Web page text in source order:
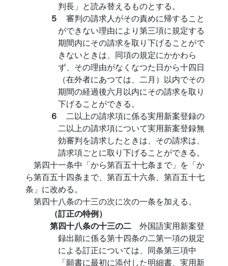
判長」と読み替えるものとする。
５ 審判の請求人がその責めに帰すること
ができない理由により第三項に規定する
期間内にその請求を取り下げることがで
きないときは、同項の規定にかかわら
ず、その理由がなくなつた日から十四日
（在外者にあつては、二月）以内でその
期間の経過後六月以内にその請求を取り
下げることができる。
６ 二以上の請求項に係る実用新案登録の
二以上の請求項について実用新案登録無
効審判を請求したときは、その請求は、
請求項ごとに取り下げることができる。
第四十一条中「から第百五十七条まで」を「か
ら第百五十四条まで、第百五十六条、第百五十七
条」に改める。
第四十八条の十三の次に次の一条を加える。
（訂正の特例）
第四十八条の十三の二 外国語実用新案登
録出願に係る第十四条の二第一項の規定
による訂正については、同条第三項中
「願書に最初に添付した明細書、実用新